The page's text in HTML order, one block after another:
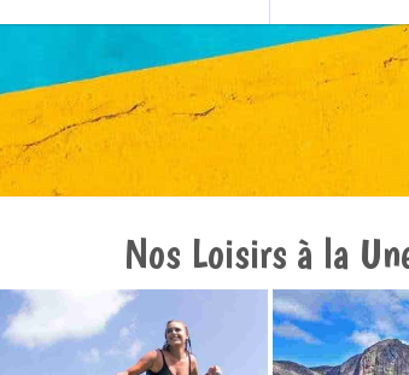
Nos Loisirs à la
& Paddle